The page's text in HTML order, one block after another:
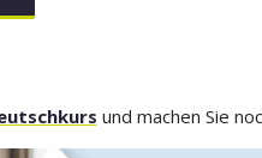
und machen Sie